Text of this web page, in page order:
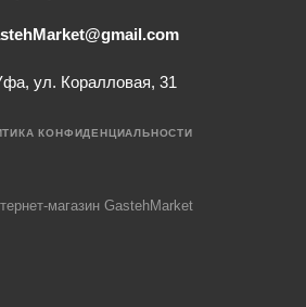
ул. Коралловая, 31
КОНФИДЕНЦИАЛЬНОСТИ
магазин GastehMarket